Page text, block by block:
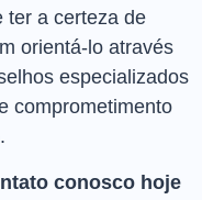
ter a certeza de
orientá-lo através
especializados
comprometimento
conosco hoje